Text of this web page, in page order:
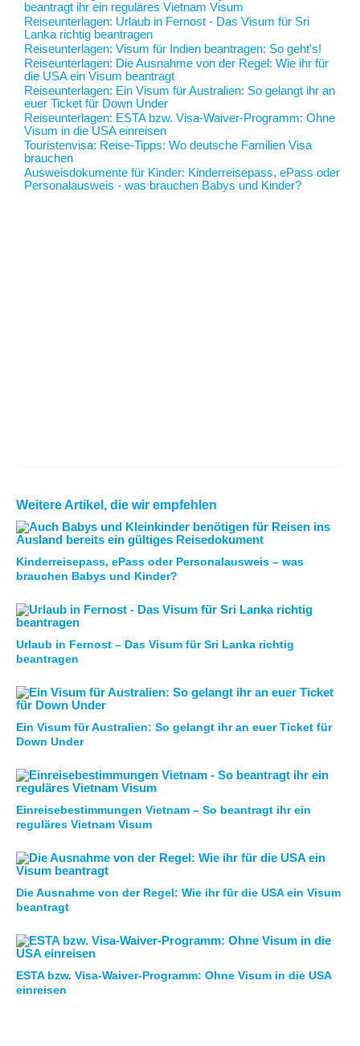
beantragt ihr ein reguläres Vietnam Visum
Reiseunterlagen: Urlaub in Fernost - Das Visum für Sri
Lanka richtig beantragen
Reiseunterlagen: Visum für Indien beantragen: So geht's!
Reiseunterlagen: Die Ausnahme von der Regel: Wie ihr für
die USA ein Visum beantragt
Reiseunterlagen: Ein Visum für Australien: So gelangt ihr an
euer Ticket für Down Under
Reiseunterlagen: ESTA bzw. Visa-Waiver-Programm: Ohne
Visum in die USA einreisen
Touristenvisa: Reise-Tipps: Wo deutsche Familien Visa
brauchen
Ausweisdokumente für Kinder: Kinderreisepass, ePass oder
Personalausweis - was brauchen Babys und Kinder?
Weitere Artikel, die wir empfehlen
Kinderreisepass, ePass oder Personalausweis – was
brauchen Babys und Kinder?
Urlaub in Fernost – Das Visum für Sri Lanka richtig
beantragen
Ein Visum für Australien: So gelangt ihr an euer Ticket für
Down Under
Einreisebestimmungen Vietnam – So beantragt ihr ein
reguläres Vietnam Visum
Die Ausnahme von der Regel: Wie ihr für die USA ein Visum
beantragt
ESTA bzw. Visa-Waiver-Programm: Ohne Visum in die USA
einreisen